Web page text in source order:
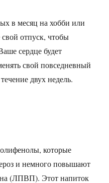
в месяц на хобби или
отпуск, чтобы
сердце будет
свой повседневный
двух недель.
которые
и немного повышают
(ЛПВП). Этот напиток